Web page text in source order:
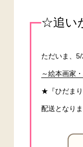
☆追い
ただいま、
～絵本画家
★『ひだまり
配送となりま